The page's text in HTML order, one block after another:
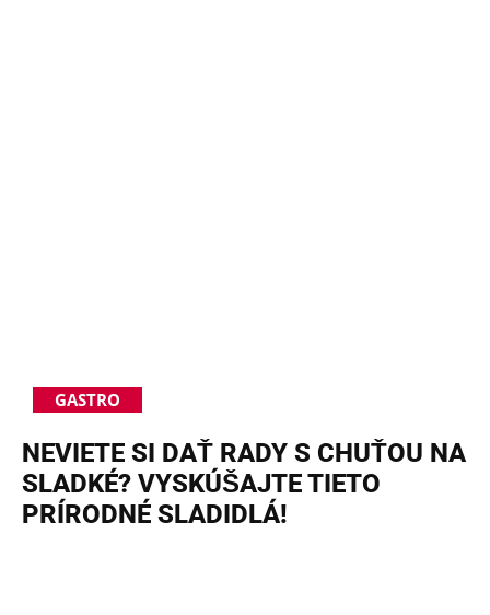
GASTRO
NEVIETE SI DAŤ RADY S CHUŤOU NA
SLADKÉ? VYSKÚŠAJTE TIETO
PRÍRODNÉ SLADIDLÁ!